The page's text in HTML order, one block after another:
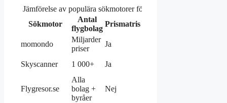
Jämförelse av populära sökmotorer för flyg från Göteborg.
Sökmotor
Antal
flygbolag
Prismatris
momondo
Miljarder
priser
Ja
Skyscanner
1 000+ Ja
Flygresor.se
Alla
bolag +
byråer
Nej